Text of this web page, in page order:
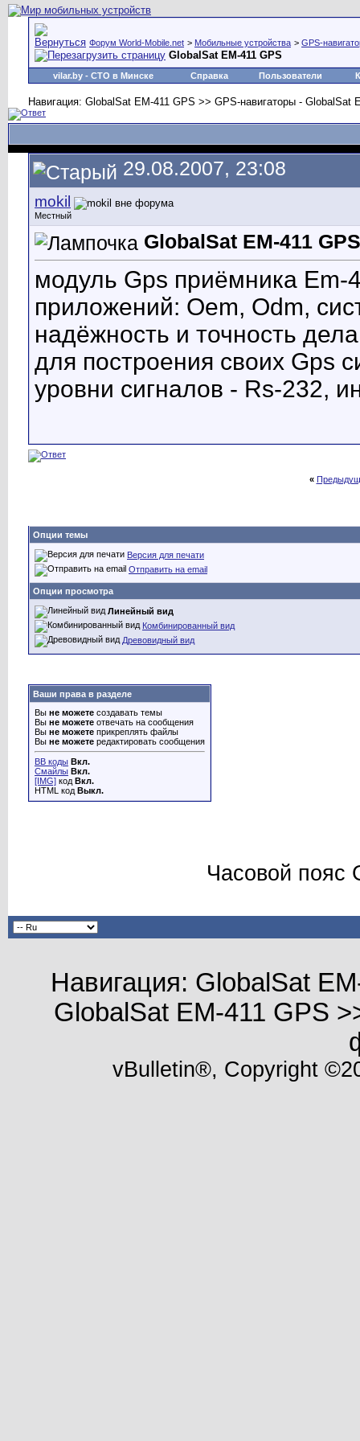
Форум World-Mobile.net > Мобильные устройства > GPS-
GlobalSat EM-411 GPS
vilar.by - СТО в Минске Справка Пользователи
Навигация: GlobalSat EM-411 GPS >> GPS-навигаторы - GlobalSat
29.08.2007, 23:08
mokil
Местный
GlobalSat EM-411 GPS
модуль Gps приёмника
приложений: Oem, Odm,
надёжность и точность
для построения своих Gps
уровни сигналов - Rs-232,
«
Опции темы
Версия для печати
Отправить на email
Опции просмотра
Линейный вид
Комбинированный вид
Древовидный вид
Ваши права в разделе
Вы не можете создавать темы
Вы не можете отвечать на сообщения
Вы не можете прикреплять файлы
Вы не можете редактировать сообщения
BB коды Вкл.
Смайлы Вкл.
[IMG] код Вкл.
HTML код Выкл.
Часовой пояс
Навигация: GlobalSat
GlobalSat EM-411 GPS
vBulletin®, Copyright